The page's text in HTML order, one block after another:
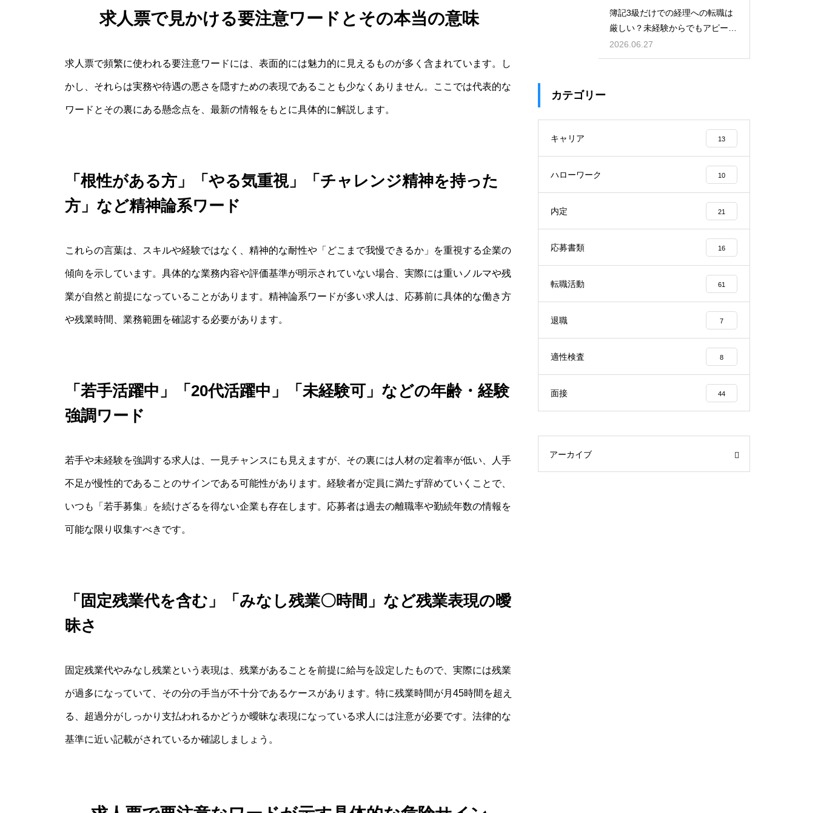
求人票で見かける要注意ワードとその本当の意味
求人票で頻繁に使われる要注意ワードには、表面的には魅力的に見えるものが多く含まれています。し
かし、それらは実務や待遇の悪さを隠すための表現であることも少なくありません。ここでは代表的な
ワードとその裏にある懸念点を、最新の情報をもとに具体的に解説します。
「根性がある方」「やる気重視」「チャレンジ精神を持った
方」など精神論系ワード
これらの言葉は、スキルや経験ではなく、精神的な耐性や「どこまで我慢できるか」を重視する企業の
傾向を示しています。具体的な業務内容や評価基準が明示されていない場合、実際には重いノルマや残
業が自然と前提になっていることがあります。精神論系ワードが多い求人は、応募前に具体的な働き方
や残業時間、業務範囲を確認する必要があります。
「若手活躍中」「20代活躍中」「未経験可」などの年齢・経験
強調ワード
若手や未経験を強調する求人は、一見チャンスにも見えますが、その裏には人材の定着率が低い、人手
不足が慢性的であることのサインである可能性があります。経験者が定員に満たず辞めていくことで、
いつも「若手募集」を続けざるを得ない企業も存在します。応募者は過去の離職率や勤続年数の情報を
可能な限り収集すべきです。
「固定残業代を含む」「みなし残業〇時間」など残業表現の曖
昧さ
固定残業代やみなし残業という表現は、残業があることを前提に給与を設定したもので、実際には残業
が過多になっていて、その分の手当が不十分であるケースがあります。特に残業時間が月45時間を超え
る、超過分がしっかり支払われるかどうか曖昧な表現になっている求人には注意が必要です。法律的な
基準に近い記載がされているか確認しましょう。
簿記3級だけでの経理への転職は
厳しい？未経験からでもアピール
して内定を得る方法
2026.06.27
カテゴリー
キャリア 13
ハローワーク 10
内定 21
応募書類 16
転職活動 61
退職 7
適性検査 8
面接 44
アーカイブ